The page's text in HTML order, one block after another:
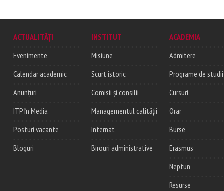
ACTUALITĂȚI
Evenimente
Calendar academic
Anunțuri
ITP în Media
Posturi vacante
Bloguri
INSTITUT
Misiune
Scurt istoric
Comisii și consilii
Managementul calității
Internat
Birouri administrative
ACADEMIA
Admitere
Programe de studii
Cursuri
Orar
Burse
Erasmus
Neptun
Resurse